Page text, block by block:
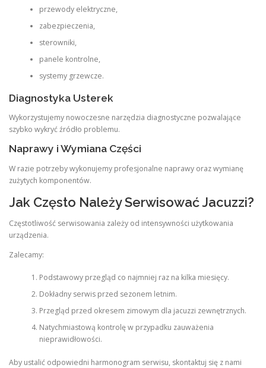
przewody elektryczne,
zabezpieczenia,
sterowniki,
panele kontrolne,
systemy grzewcze.
Diagnostyka Usterek
Wykorzystujemy nowoczesne narzędzia diagnostyczne pozwalające
szybko wykryć źródło problemu.
Naprawy i Wymiana Części
W razie potrzeby wykonujemy profesjonalne naprawy oraz wymianę
zużytych komponentów.
Jak Często Należy Serwisować Jacuzzi?
Częstotliwość serwisowania zależy od intensywności użytkowania
urządzenia.
Zalecamy:
Podstawowy przegląd co najmniej raz na kilka miesięcy.
Dokładny serwis przed sezonem letnim.
Przegląd przed okresem zimowym dla jacuzzi zewnętrznych.
Natychmiastową kontrolę w przypadku zauważenia
nieprawidłowości.
Aby ustalić odpowiedni harmonogram serwisu, skontaktuj się z nami